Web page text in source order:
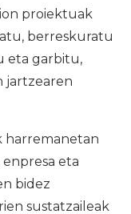
proiektuak
berreskuratu
eta garbitu,
jartzearen
harremanetan
eta
bidez
sustatzaileak